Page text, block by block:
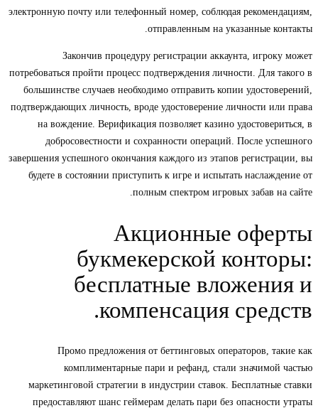
электронную почту или телефонный номер, соблюдая рекомендациям,
отправленным на указанные контакты.
Закончив процедуру регистрации аккаунта, игроку может
потребоваться пройти процесс подтверждения личности. Для такого в
большинстве случаев необходимо отправить копии удостоверений,
подтверждающих личность, вроде удостоверение личности или права
на вождение. Верификация позволяет казино удостовериться, в
добросовестности и сохранности операций. После успешного
завершения успешного окончания каждого из этапов регистрации, вы
будете в состоянии приступить к игре и испытать наслаждение от
полным спектром игровых забав на сайте.
Акционные оферты
букмекерской конторы:
бесплатные вложения и
компенсация средств.
Промо предложения от беттинговых операторов, такие как
комплиментарные пари и рефанд, стали значимой частью
маркетинговой стратегии в индустрии ставок. Бесплатные ставки
предоставляют шанс геймерам делать пари без опасности утраты